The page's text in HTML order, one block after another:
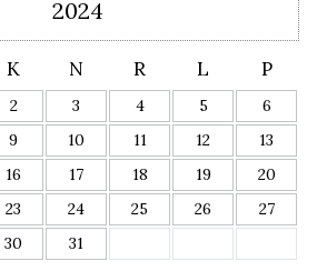
2024
K N R L P
2 3 4 5
6
9 10 11 12
13
16 17 18 19
20
23 24 25 26
27
30 31